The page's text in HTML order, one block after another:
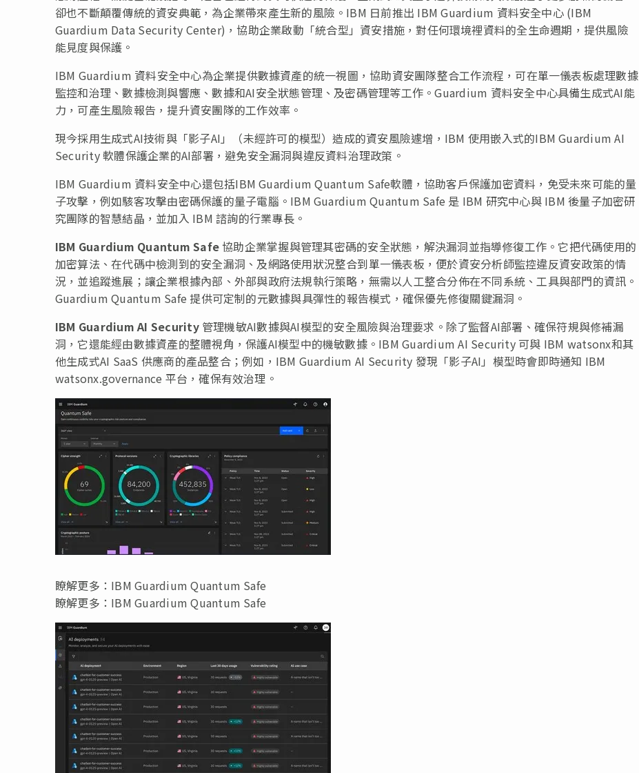
卻也不斷顛覆傳統的資安典範，為企業帶來產生新的風險。IBM 日前推出 IBM Guardium 資料安全中心 (IBM
Guardium Data Security Center)，協助企業啟動「統合型」資安措施，對任何環境裡資料的全生命週期，提供風險
能見度與保護。
IBM Guardium 資料安全中心為企業提供數據資產的統一視圖，協助資安團隊整合工作流程，可在單一儀表板處理數據
監控和治理、數據檢測與響應、數據和AI安全狀態管理、及密碼管理等工作。Guardium 資料安全中心具備生成式AI能
力，可產生風險報告，提升資安團隊的工作效率。
現今採用生成式AI技術與「影子AI」（未經許可的模型）造成的資安風險遽增，IBM 使用嵌入式的IBM Guardium AI
Security 軟體保護企業的AI部署，避免安全漏洞與違反資料治理政策。
IBM Guardium 資料安全中心還包括IBM Guardium Quantum Safe軟體，協助客戶保護加密資料，免受未來可能的量
子攻擊，例如駭客攻擊由密碼保護的量子電腦。IBM Guardium Quantum Safe 是 IBM 研究中心與 IBM 後量子加密研
究團隊的智慧結晶，並加入 IBM 諮詢的行業專長。
IBM Guardium Quantum Safe協助企業掌握與管理其密碼的安全狀態，解決漏洞並指導修復工作。它把代碼使用的
加密算法、在代碼中檢測到的安全漏洞、及網路使用狀況整合到單一儀表板，便於資安分析師監控違反資安政策的情
況，並追蹤進展；讓企業根據內部、外部與政府法規執行策略，無需以人工整合分佈在不同系統、工具與部門的資訊。
Guardium Quantum Safe 提供可定制的元數據與具彈性的報告模式，確保優先修復關鍵漏洞。
IBM Guardium AI Security 管理機敏AI數據與AI模型的安全風險與治理要求。除了監督AI部署、確保符規與修補漏
洞，它還能經由數據資產的整體視角，保護AI模型中的機敏數據。IBM Guardium AI Security 可與 IBM watsonx和其
他生成式AI SaaS 供應商的產品整合；例如，IBM Guardium AI Security 發現「影子AI」模型時會即時通知 IBM
watsonx.governance 平台，確保有效治理。
瞭解更多：IBM Guardium Quantum Safe
瞭解更多：IBM Guardium Quantum Safe